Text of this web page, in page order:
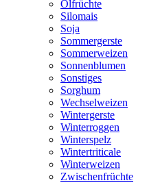
Ölfrüchte
Silomais
Soja
Sommergerste
Sommerweizen
Sonnenblumen
Sonstiges
Sorghum
Wechselweizen
Wintergerste
Winterroggen
Winterspelz
Wintertriticale
Winterweizen
Zwischenfrüchte